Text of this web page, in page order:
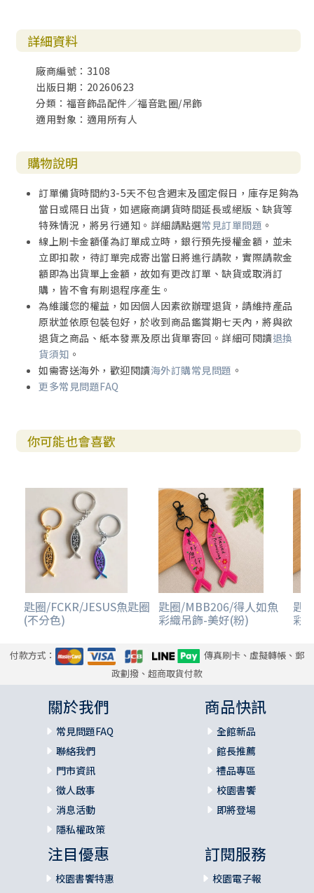
詳細資料
廠商編號：3108
出版日期：20260623
分類：福音飾品配件／福音匙圈/吊飾
適用對象：適用所有人
購物說明
訂單備貨時間約3-5天不包含週末及國定假日，庫存足夠為
當日或隔日出貨，如遇廠商調貨時間延長或絕版、缺貨等
特殊情況，將另行通知。詳細請點選常見訂單問題 。
線上刷卡金額僅為訂單成立時，銀行預先授權金額，並未
立即扣款，待訂單完成寄出當日將進行請款，實際請款金
額即為出貨單上金額，故如有更改訂單、缺貨或取消訂
購，皆不會有刷退程序產生。
為維護您的權益，如因個人因素欲辦理退貨，請維持產品
原狀並依原包裝包好，於收到商品鑑賞期七天內，將與欲
退貨之商品、紙本發票及原出貨單寄回。詳細可閱讀退換
貨須知 。
如需寄送海外，歡迎閱讀海外訂購常見問題 。
更多常見問題FAQ
你可能也會喜歡
匙圈/FCKR/JESUS魚匙圈
(不分色)
匙圈/MBB206/得人如魚
彩織吊飾-美好(粉)
匙
彩
付款方式：
傳真刷卡、虛擬轉帳、郵
政劃撥、超商取貨付款
關於我們
常見問題FAQ
聯絡我們
門市資訊
徵人啟事
消息活動
隱私權政策
商品快訊
全館新品
館長推薦
禮品專區
校園書饗
即將登場
注目優惠
校園書饗特惠
訂閱服務
校園電子報